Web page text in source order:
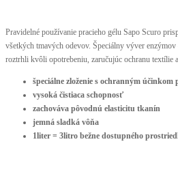
Pravidelné používanie pracieho gélu Sapo Scuro
všetkých tmavých odevov. Špeciálny výver
roztrhli kvôli opotrebeniu, zaručujúc ochranu textílie
špeciálne zloženie s ochranným účinkom
vysoká čistiaca schopnosť
zachováva pôvodnú elasticitu tkanín
jemná sladká vôňa
1liter = 3litro bežne dostupného